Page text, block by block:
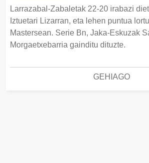
Larrazabal-Zabaletak 22-20 irabazi
Iztuetari Lizarran, eta lehen puntua
Mastersean. Serie Bn, Jaka-Eskuzak
Morgaetxebarria gainditu dituzte.
GEHIAGO